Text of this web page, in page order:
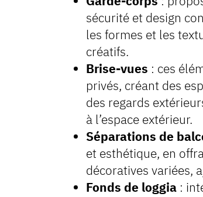
sécurité et design
les formes et les
créatifs.
Brise-vues : ces
privés, créant des
des regards
à l’espace extérieur.
Séparations de
et esthétique, en
décoratives variées,
Fonds de loggia: